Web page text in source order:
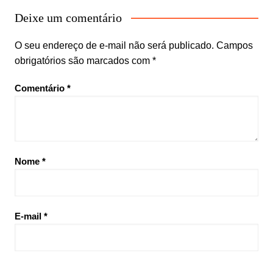
Deixe um comentário
O seu endereço de e-mail não será publicado. Campos
obrigatórios são marcados com *
Comentário *
Nome *
E-mail *